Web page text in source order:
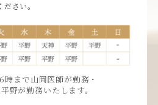
さい。
まで山岡医師が勤務・
野が勤務いたします。